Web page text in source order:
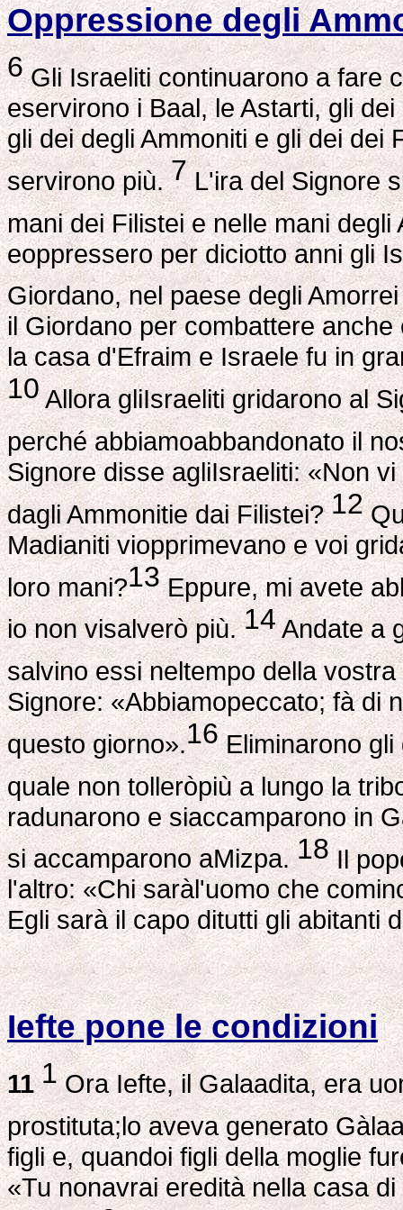
Oppressione degli
6Gli Israeliti continuarono a fare
eservirono i Baal, le Astarti, gli
gli dei degli Ammoniti e gli dei dei
servirono più.7 L'ira del Signore
mani dei Filistei e nelle mani
eoppressero per diciotto anni gli
Giordano, nel paese degli
il Giordano per combattere
la casa d'Efraim e Israele fu in
10Allora gliIsraeliti gridarono al
perché abbiamoabbandonato il
Signore disse agliIsraeliti: «Non
dagli Ammonitie dai Filistei?12
Madianiti viopprimevano e voi
loro mani?13Eppure, mi avete
io non visalverò più.14Andate a
salvino essi neltempo della
Signore: «Abbiamopeccato; fà di
questo giorno».16Eliminarono gli
quale non tolleròpiù a lungo la
radunarono e siaccamparono in
si accamparono aMizpa.18 Il
l'altro: «Chi saràl'uomo che
Egli sarà il capo ditutti gli abitanti
Iefte pone le condizioni
11 1Ora Iefte, il Galaadita, era
prostituta;lo aveva generato
figli e, quandoi figli della moglie
«Tu nonavrai eredità nella casa